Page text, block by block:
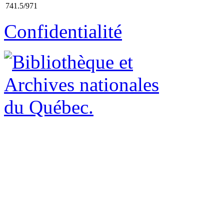
741.5/971
Confidentialité